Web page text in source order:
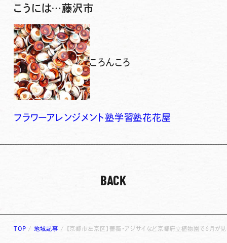
こうには…藤沢市
ころんころ
フラワーアレンジメント塾学習塾花花屋
BACK
TOP /地域記事 / 【京都市左京区】薔薇・アジサイなど京都府立植物園で6月が